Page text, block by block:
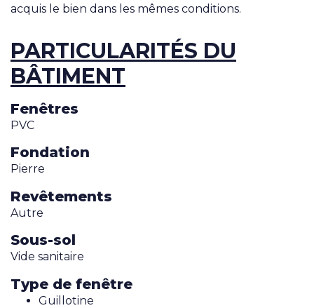
acquis le bien dans les mêmes conditions.
PARTICULARITÉS DU
BÂTIMENT
Fenêtres
PVC
Fondation
Pierre
Revêtements
Autre
Sous-sol
Vide sanitaire
Type de fenêtre
Guillotine